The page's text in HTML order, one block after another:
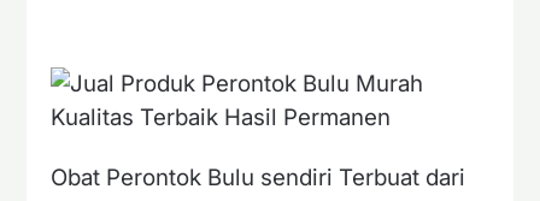
Obat Perontok Bulu sendiri Terbuat dari